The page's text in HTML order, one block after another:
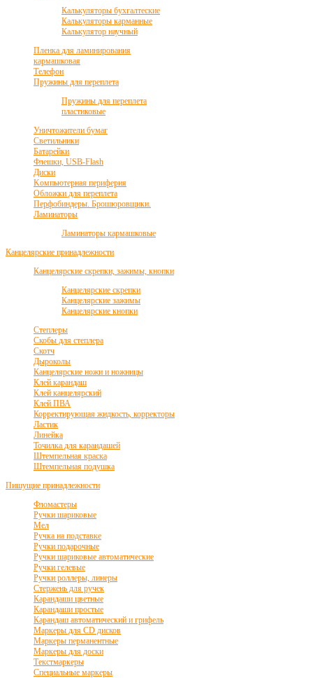
Калькуляторы бухгалтеские
Калькуляторы карманные
Калькулятор научный
Пленка для ламинирования
кармашковая
Телефон
Пружины для переплета
Пружины для переплета
пластиковые
Уничтожители бумаг
Светильники
Батарейки
Флешки, USB-Flash
Диски
Kомпьютерная периферия
Обложки для переплета
Перфобиндеры. Брошюровщики.
Ламинаторы
Ламинаторы кармашковые
Канцелярские принадлежности
Канцелярские скрепки, зажимы, кнопки
Канцелярские скрепки
Канцелярские зажимы
Канцелярские кнопки
Степлеры
Скобы для степлера
Скотч
Дыроколы
Канцелярские ножи и ножницы
Клей карандаш
Клей канцелярский
Клей ПВА
Корректирующая жидкость, корректоры
Ластик
Линейка
Точилка для карандашей
Штемпельная краска
Штемпельная подушка
Пишущие принадлежности
Фломастеры
Ручки шариковые
Мел
Ручка на подставке
Ручки подарочные
Ручки шариковые автоматические
Ручки гелевые
Ручки роллеры, линеры
Стержень для ручек
Карандаши цветные
Карандаши простые
Карандаш автоматический и грифель
Маркеры для CD дисков
Маркеры перманентные
Маркеры для доски
Текстмаркеры
Специальные маркеры